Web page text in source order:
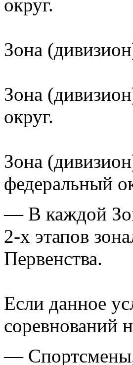
округ.
Зона
Зона
округ.
Зона
федеральный
— В каждой
2-х этапов
Первенства.
Если данное
соревнований
—